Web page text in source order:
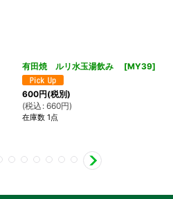
有田焼 ルリ水玉湯飲み [MY39]
600円(税別)
(税込 : 660円)
在庫数 1点